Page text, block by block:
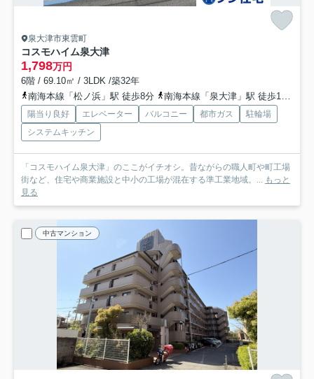
泉大津市東雲町
コスモハイム泉大津
1,798万円
6階 / 69.10㎡ / 3LDK /築32年
南海本線「松ノ浜」駅 徒歩8分
南海本線「泉大津」駅 徒歩13分
陽当り良好 エレベーター バルコニー 都市ガス
駐輪場
システムキッチン
「コスモハイム泉大津」のここがイチオシ。昔ながらの職人町や町工場
街など、住宅や商業施設と中小の工場が混在する準工業地域。... もっと
見る
中古マンション